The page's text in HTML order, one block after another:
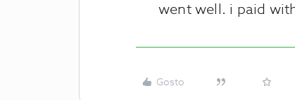
went well. i paid
Gosto